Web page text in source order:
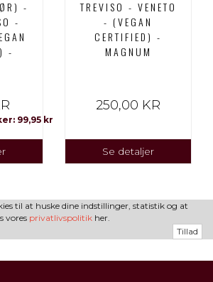
-
-
-
99,95 kr
TREVISO - VENETO
- (VEGAN
CERTIFIED) -
MAGNUM
250,00 KR
Se detaljer
til at huske dine indstillinger, statistik og at
vores privatlivspolitik her.
Tillad